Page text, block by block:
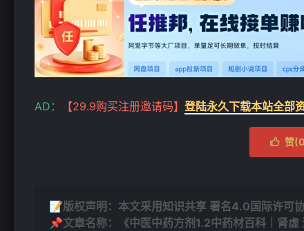
AD： 【29.9购买注册邀请码】 登陆永久下载本站全部
 赞(0
📝版权声明：本文采用知识共享 署名4.0国际许可
📌文章名称：《中医中药方剂1.2中药材百科｜肾虚